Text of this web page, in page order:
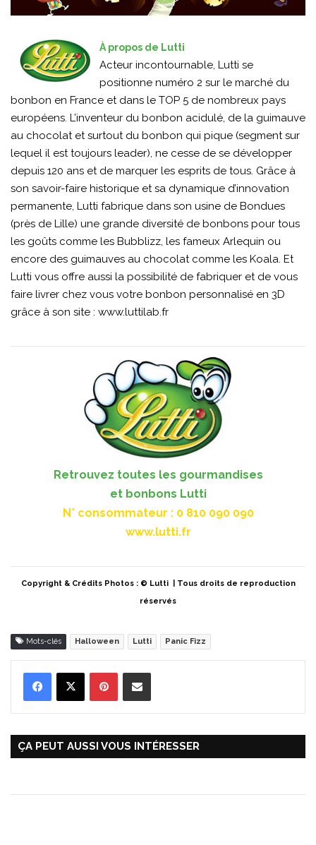
À propos de Lutti
Acteur incontournable, Lutti se
positionne numéro 2 sur le marché du
bonbon en France et dans le TOP 5 de nombreux pays
européens. L’inventeur du bonbon acidulé, de la guimauve
au chocolat et surtout du bonbon qui pique (segment sur
lequel il est toujours leader), ne cesse de se développer
depuis 120 ans et de marquer les esprits de tous. Grâce à
son savoir-faire historique et sa dynamique d’innovation
permanente, Lutti fabrique dans son usine de Bondues
(près de Lille) une grande diversité de bonbons pour tous
les goûts comme les Bubblizz, les fameux Arlequin ou
encore des guimauves au chocolat comme les Koala. Et
Lutti vous offre aussi la possibilité de fabriquer et de vous
faire livrer chez vous votre bonbon personnalisé en 3D
grâce à son site : www.luttilab.fr
Retrouvez toutes les gourmandises
et bonbons Lutti
N° consommateur : 0 810 090 090
www.lutti.fr
Copyright & Crédits Photos : © Lutti | Tous droits de reproduction
réservés
Mots-clés Halloween Lutti Panic Fizz
ÇA PEUT AUSSI VOUS INTÉRESSER